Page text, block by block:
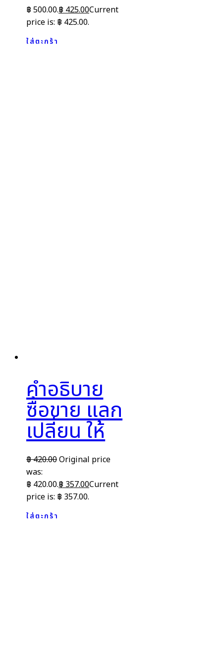
฿ 500.00.฿ 425.00Current
price is: ฿ 425.00.
ใส่ตะกร้า
คำอธิบาย
ซื้อขาย แลก
เปลี่ยน ให้
฿420.00Original price
was:
฿ 420.00.฿357.00Current
price is: ฿ 357.00.
ใส่ตะกร้า